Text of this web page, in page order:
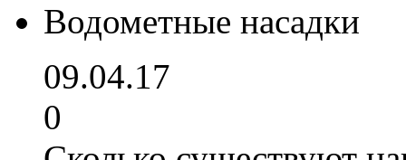
Водометные насадки
09.04.17
0